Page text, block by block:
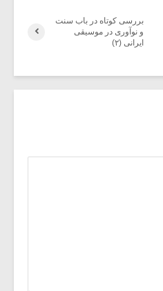
بررسی کوتاه در باب سنت
و نوآوری در موسیقی
ایرانی (۲)